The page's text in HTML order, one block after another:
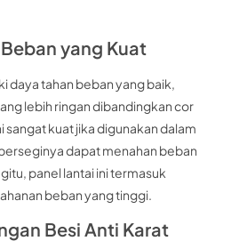
yang Kuat
daya tahan beban yang baik,
lebih ringan dibandingkan cor
sangat kuat jika digunakan dalam
dapat menahan beban
panel lantai ini termasuk
beban yang tinggi.
Besi Anti Karat